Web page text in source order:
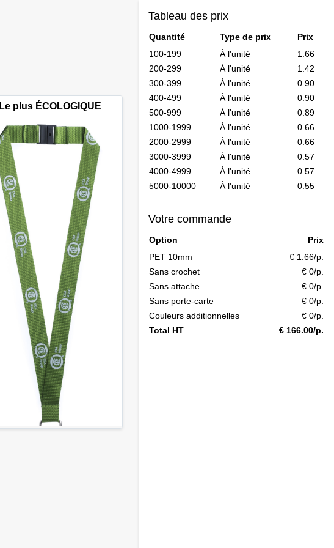
Le plus ÉCOLOGIQUE
Tableau des prix
Quantité Type de prix
Prix
100-199
À l'unité
1.66
200-299
À l'unité
1.42
300-399
À l'unité
0.90
400-499
À l'unité
0.90
500-999
À l'unité
0.89
1000-1999
À l'unité
0.66
2000-2999
À l'unité
0.66
3000-3999
À l'unité
0.57
4000-4999
À l'unité
0.57
5000-10000
À l'unité 0.55
Votre commande
Option
Prix
PET 10mm
€ 1.66/p.
Sans crochet
€ 0/p.
Sans attache
€ 0/p.
Sans porte-carte
€ 0/p.
Couleurs additionnelles
€ 0/p.
Total HT
€ 166.00/p.